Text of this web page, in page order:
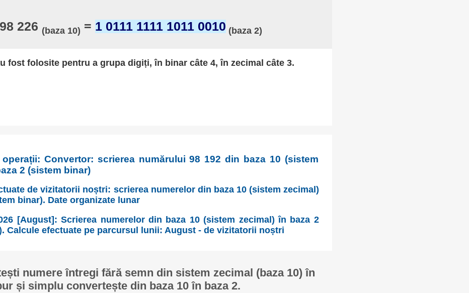
98 226 (baza 10) = 1 0111 1111 1011 0010 (baza 2)
fost folosite pentru a grupa digiți, în binar câte 4, în zecimal câte 3.
Convertor: scrierea numărului 98 192 din baza 10 (sistem
2 (sistem binar)
de vizitatorii noștri: scrierea numerelor din baza 10 (sistem zecimal)
binar). Date organizate lunar
[August]: Scrierea numerelor din baza 10 (sistem zecimal) în baza 2
Calcule efectuate pe parcursul lunii: August - de vizitatorii noștri
numere întregi fără semn din sistem zecimal (baza 10) în
și simplu convertește din baza 10 în baza 2.